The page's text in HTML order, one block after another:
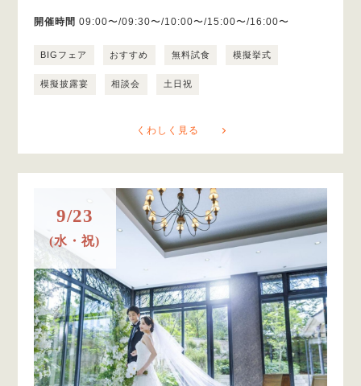
開催時間 09:00〜/09:30〜/10:00〜/15:00〜/16:00〜
BIGフェア おすすめ 無料試食 模擬挙式
模擬披露宴 相談会 土日祝
くわしく見る
9/23
(水・祝)